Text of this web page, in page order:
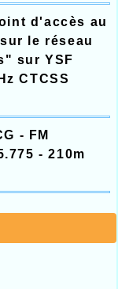
d'accès au
le réseau
sur YSF
CTCSS
- FM
- 210m